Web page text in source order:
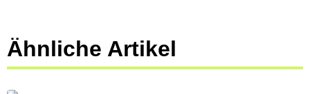
Ähnliche Artikel